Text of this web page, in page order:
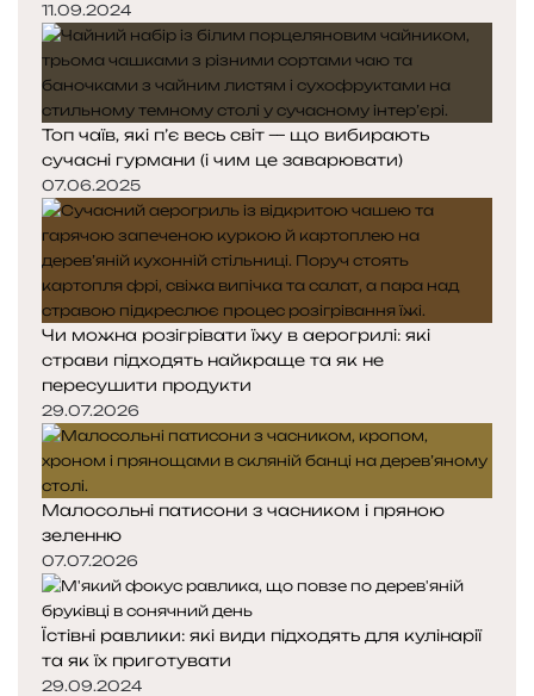
11.09.2024
Топ чаїв, які п’є весь світ — що вибирають
сучасні гурмани (і чим це заварювати)
07.06.2025
Чи можна розігрівати їжу в аерогрилі: які
страви підходять найкраще та як не
пересушити продукти
29.07.2026
Малосольні патисони з часником і пряною
зеленню
07.07.2026
Їстівні равлики: які види підходять для кулінарії
та як їх приготувати
29.09.2024